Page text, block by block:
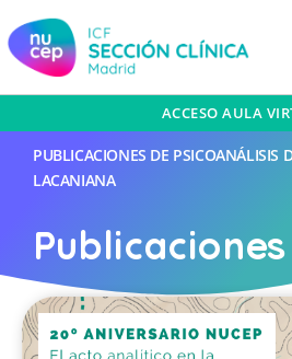
ACCESO AULA
PUBLICACIONES DE PSICOANÁLISIS
LACANIANA
Publicaciones